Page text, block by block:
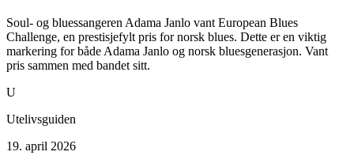
Soul- og bluessangeren Adama Janlo vant European Blues
Challenge, en prestisjefylt pris for norsk blues. Dette er en viktig
markering for både Adama Janlo og norsk bluesgenerasjon. Vant
pris sammen med bandet sitt.
U
Utelivsguiden
19. april 2026